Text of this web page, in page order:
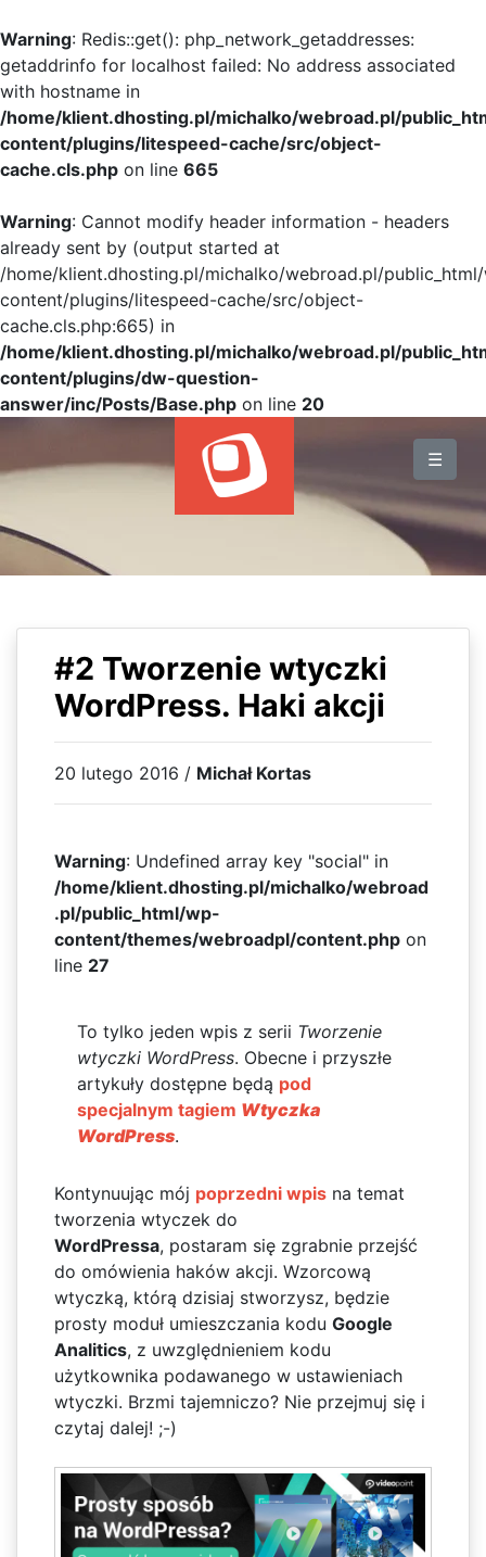
Warning: Redis::get(): php_network_getaddresses:
getaddrinfo for localhost failed: No address associated
with hostname in
/home/klient.dhosting.pl/michalko/webroad.pl/
content/plugins/litespeed-cache/src/object-
cache.cls.php on line 665
Warning: Cannot modify header information - headers
already sent by (output started at
/home/klient.dhosting.pl/michalko/webroad.pl/
content/plugins/litespeed-cache/src/object-
cache.cls.php:665) in
/home/klient.dhosting.pl/michalko/webroad.pl/
content/plugins/dw-question-
answer/inc/Posts/Base.php on line 20
☰
BLOG
WYDARZENIA
HOSTING
#2 Tworzenie wtyczki
WordPress. Haki akcji
20 lutego 2016 / Michał Kortas
Warning: Undefined array key "social" in
/home/klient.dhosting.pl/michalko/webroad
.pl/public_html/wp-
content/themes/webroadpl/content.phpon
line 27
To tylko jeden wpis z serii Tworzenie
wtyczki WordPress. Obecne i przyszłe
artykuły dostępne będą pod
specjalnym tagiem Wtyczka
WordPress.
Kontynuując mój poprzedni wpisna temat
tworzenia wtyczek do
WordPressa, postaram się zgrabnie przejść
do omówienia haków akcji. Wzorcową
wtyczką, którą dzisiaj stworzysz, będzie
prosty moduł umieszczania kodu Google
Analitics, z uwzględnieniem kodu
użytkownika podawanego w ustawieniach
wtyczki. Brzmi tajemniczo? Nie przejmuj się i
czytaj dalej! ;-)